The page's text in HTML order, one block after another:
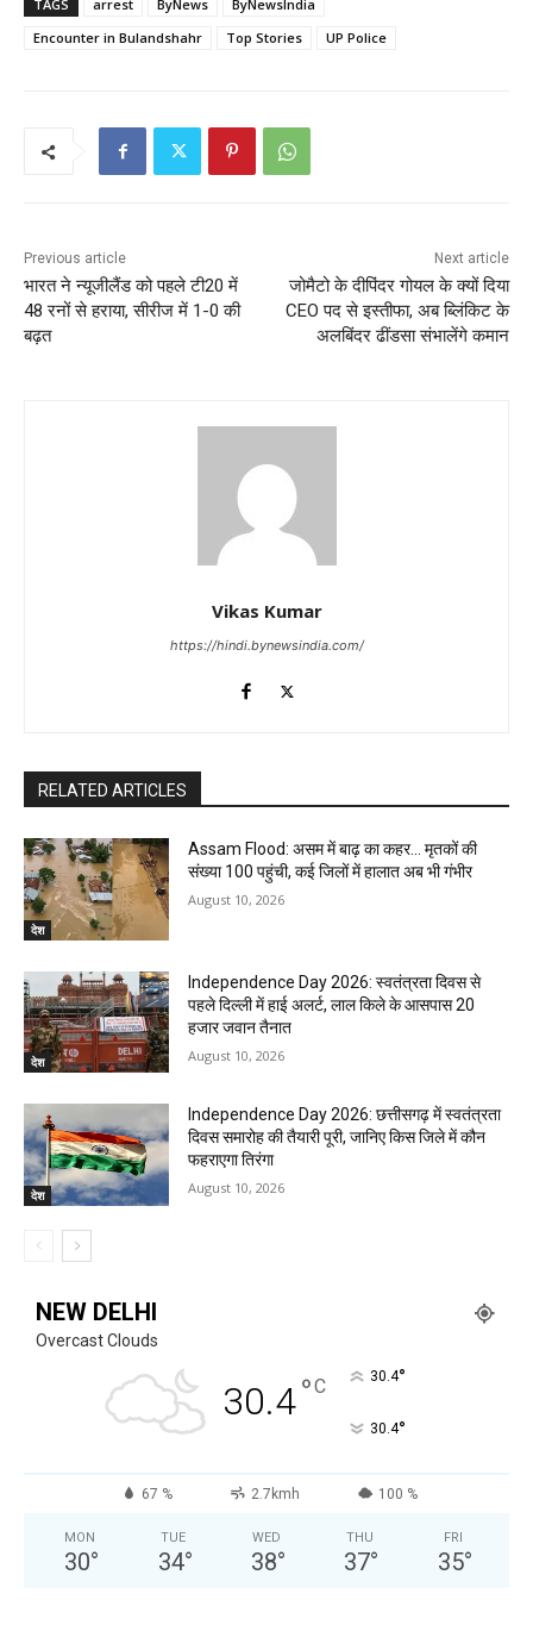
TAGS arrest ByNews
ByNewsIndia
Encounter in Bulandshahr
Top Stories UP Police
Previous article
भारत ने न्यूजीलैंड को पहले टी20 में
48 रनों से हराया, सीरीज में 1-0 की
बढ़त
Next article
जोमैटो के दीपिंदर गोयल के क्यों दिया
CEO पद से इस्तीफा, अब ब्लिंकिट के
अलबिंदर ढींडसा संभालेंगे कमान
Vikas Kumar
https://hindi.bynewsindia.com/
RELATED ARTICLES
देश
Assam Flood: असम में बाढ़ का कहर… मृतकों की
संख्या 100 पहुंची, कई जिलों में हालात अब भी गंभीर
August 10, 2026
देश
Independence Day 2026: स्वतंत्रता दिवस से
पहले दिल्ली में हाई अलर्ट, लाल किले के आसपास 20
हजार जवान तैनात
August 10, 2026
देश
Independence Day 2026: छत्तीसगढ़ में स्वतंत्रता
दिवस समारोह की तैयारी पूरी, जानिए किस जिले में कौन
फहराएगा तिरंगा
August 10, 2026
NEW DELHI
Overcast Clouds
30.4°C 30.4°
30.4°
67 % 2.7kmh 100 %
MON
30°
TUE
34°
WED
38°
THU
37°
FRI
35°